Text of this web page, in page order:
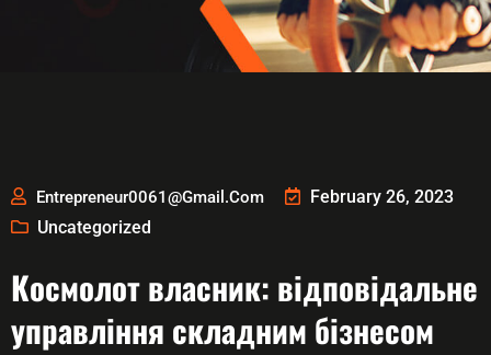
Entrepreneur0061@gmail.com
February 26, 2023
Uncategorized
Космолот власник: відповідальне
управління складним бізнесом